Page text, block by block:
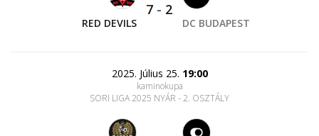
RED DEVILS
7 - 2
DC BUDAPEST
2025. Július 25. 19:00
kaminokupa
SORI LIGA 2025 NYÁR - 2. OSZTÁLY